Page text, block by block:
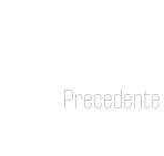
Precedente